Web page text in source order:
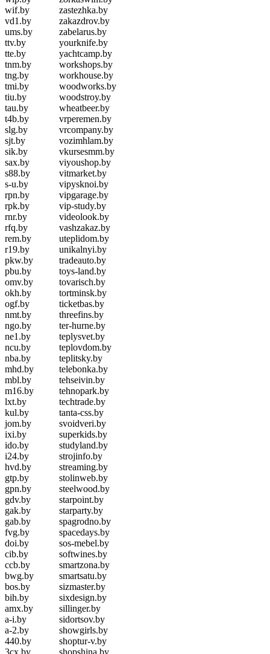
wif.by
vd1.by
ums.by
ttv.by
tte.by
tnm.by
tng.by
tmi.by
tiu.by
tau.by
t4b.by
slg.by
sjt.by
sik.by
sax.by
s88.by
s-u.by
rpn.by
rpk.by
rnr.by
rfq.by
rem.by
r19.by
pkw.by
pbu.by
omv.by
okh.by
ogf.by
nmt.by
ngo.by
ne1.by
ncu.by
nba.by
mhd.by
mbl.by
m16.by
lxt.by
kul.by
jom.by
ixi.by
ido.by
i24.by
hvd.by
gtp.by
gpn.by
gdv.by
gak.by
gab.by
fvg.by
doi.by
cib.by
ccb.by
bwg.by
bos.by
bih.by
amx.by
a-i.by
a-2.by
440.by
3cx.by
zastezhka.by
zakazdrov.by
zabelarus.by
yourknife.by
yachtcamp.by
workshops.by
workhouse.by
woodworks.by
woodstroy.by
wheatbeer.by
vrperemen.by
vrcompany.by
vozimhlam.by
vkursesmm.by
viyoushop.by
vitmarket.by
vipysknoi.by
vipgarage.by
vip-study.by
videolook.by
vashzakaz.by
uteplidom.by
unikalnyi.by
tradeauto.by
toys-land.by
tovarisch.by
tortminsk.by
ticketbas.by
threefins.by
ter-hurne.by
teplysvet.by
teplovdom.by
teplitsky.by
telebonka.by
tehseivin.by
tehnopark.by
techtrade.by
tanta-css.by
svoidveri.by
superkids.by
studyland.by
strojinfo.by
streaming.by
stolinweb.by
steelwood.by
starpoint.by
starparty.by
spagrodno.by
spacedays.by
sos-mebel.by
softwines.by
smartzona.by
smartsatu.by
sizmaster.by
sixdesign.by
sillinger.by
sidortsov.by
showgirls.by
shoptur-v.by
shopshina.by